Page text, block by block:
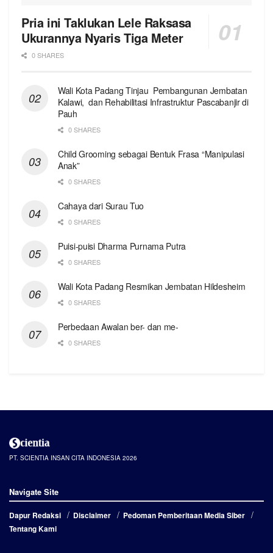
Pria ini Taklukan Lele Raksasa
Ukurannya Nyaris Tiga Meter
0 SHARES
Wali Kota Padang Tinjau Pembangunan Jembatan
Kalawi, dan Rehabilitasi Infrastruktur Pascabanjir di
Pauh
0 SHARES
Child Grooming sebagai Bentuk Frasa “Manipulasi
Anak”
0 SHARES
Cahaya dari Surau Tuo
0 SHARES
Puisi-puisi Dharma Purnama Putra
0 SHARES
Wali Kota Padang Resmikan Jembatan Hildesheim
0 SHARES
Perbedaan Awalan ber- dan me-
0 SHARES
PT. SCIENTIA INSAN CITA INDONESIA 2026
Navigate Site
Dapur Redaksi Disclaimer
Pedoman Pemberitaan Media Siber
Tentang Kami